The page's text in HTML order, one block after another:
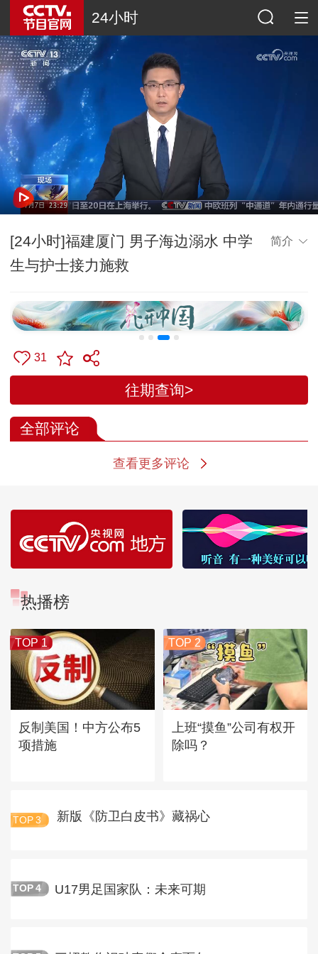
24小时
[24小时]福建厦门 男子海边溺水 中学
生与护士接力施救
简介
31
往期查询>
全部评论
查看更多评论
热播榜
TOP 1
反制美国！中方公布5
项措施
TOP 2
上班“摸鱼”公司有权开
除吗？
TOP 3 新版《防卫白皮书》藏祸心
TOP 4 U17男足国家队：未来可期